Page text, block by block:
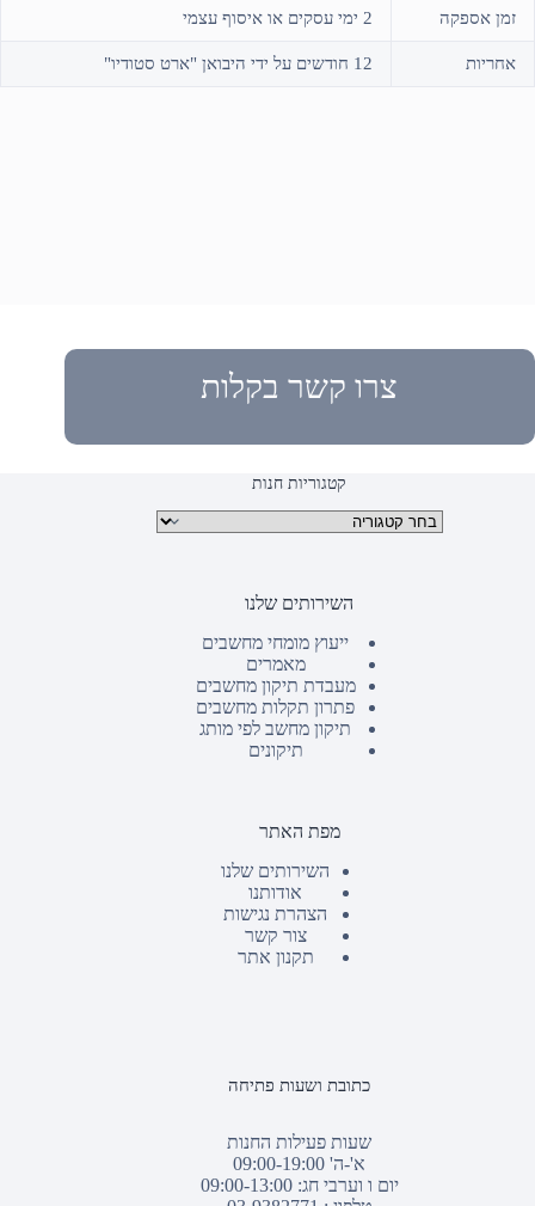
זמן אספקה 2 ימי עסקים או איסוף עצמי
אחריות 12 חודשים על ידי היבואן "ארט סטודיו"
צרו קשר בקלות
קטגוריות חנות
קטגוריות מוצרים
השירותים שלנו
ייעוץ מומחי מחשבים
מאמרים
מעבדת תיקון מחשבים
פתרון תקלות מחשבים
תיקון מחשב לפי מותג
תיקונים
מפת האתר
השירותים שלנו
אודותנו
הצהרת נגישות
צור קשר
תקנון אתר
כתובת ושעות פתיחה
שעות פעילות החנות
א'-ה' 09:00-19:00
יום ו וערבי חג: 09:00-13:00